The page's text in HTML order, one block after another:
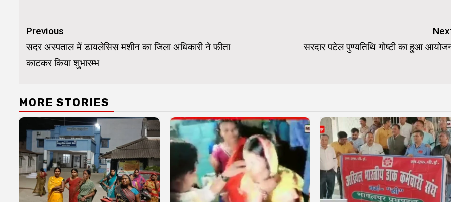
Continue
Reading
Previous
सदर अस्पताल में डायलेसिस मशीन का जिला अधिकारी ने फीता
काटकर किया शुभारम्भ
सरदार पटेल पुण्यतिथि गोष्टी का हुआ
MORE STORIES